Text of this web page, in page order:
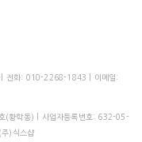
| 전화: 010-2268-1843 | 이메일:
황학동) | 사업자등록번호: 632-05-
주)식스샵